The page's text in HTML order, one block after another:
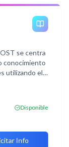
se centra
conocimiento
utilizando el
ESA, y
del
de
las
Disponible
Info